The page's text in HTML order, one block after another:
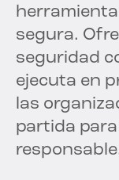
segura.
seguridad
ejecuta en
las
partida